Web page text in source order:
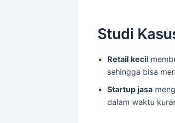
Studi
Retail kecil
sehingga bisa
Startup jasa
dalam waktu